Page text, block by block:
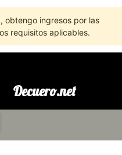
obtengo ingresos por las
requisitos aplicables.
Decuero.net